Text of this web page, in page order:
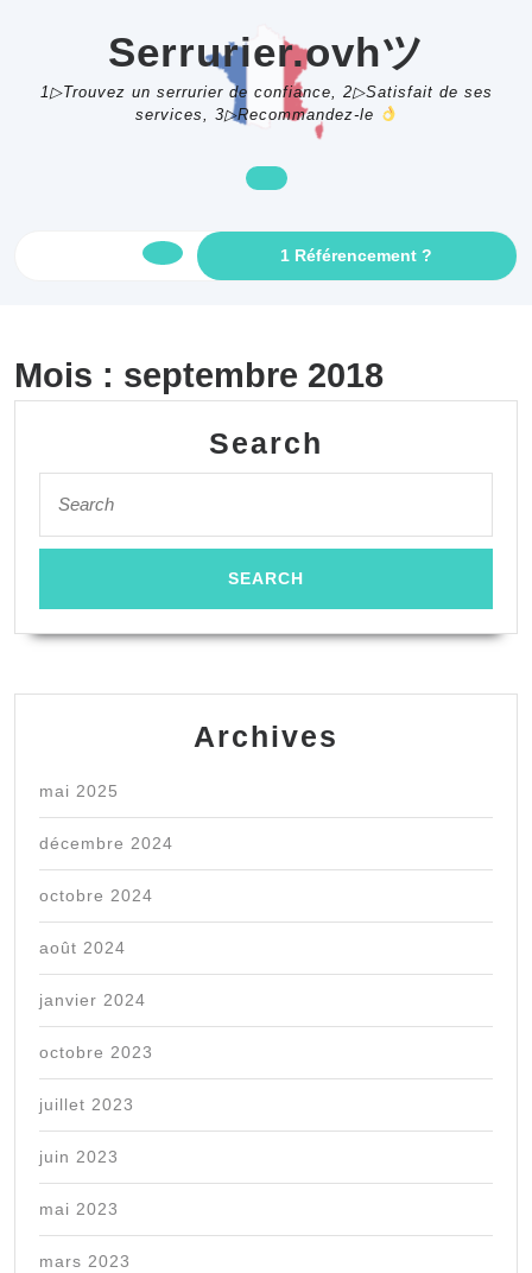
Serrurier.ovhツ
1▷Trouvez un serrurier de confiance, 2▷Satisfait de ses
services, 3▷Recommandez-le
Open
1 Référencement ?
AN
Mois : septembre 2018
Search
for:
Archives
mai 2025
décembre 2024
octobre 2024
août 2024
janvier 2024
octobre 2023
juillet 2023
juin 2023
mai 2023
mars 2023